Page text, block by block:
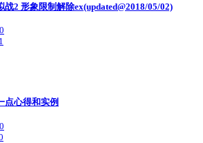
战2 形象限制解除ex(updated@2018/05/02)
点心得和实例